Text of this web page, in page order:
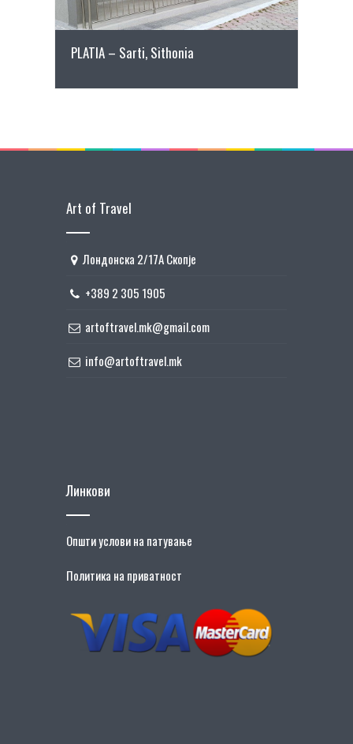
PLATIA – Sarti, Sithonia
Art of Travel
Лондонска 2/17А Скопје
+389 2 305 1905
artoftravel.mk@gmail.com
info@artoftravel.mk
Линкови
Општи услови на патување
Политика на приватност